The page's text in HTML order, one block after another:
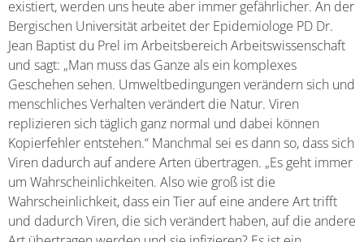
existiert, werden uns heute aber immer gefährlicher. An der
Bergischen Universität arbeitet der Epidemiologe PD Dr.
Jean Baptist du Prel im Arbeitsbereich Arbeitswissenschaft
und sagt: „Man muss das Ganze als ein komplexes
Geschehen sehen. Umweltbedingungen verändern sich und
menschliches Verhalten verändert die Natur. Viren
replizieren sich täglich ganz normal und dabei können
Kopierfehler entstehen.“ Manchmal sei es dann so, dass sich
Viren dadurch auf andere Arten übertragen. „Es geht immer
um Wahrscheinlichkeiten. Also wie groß ist die
Wahrscheinlichkeit, dass ein Tier auf eine andere Art trifft
und dadurch Viren, die sich verändert haben, auf die andere